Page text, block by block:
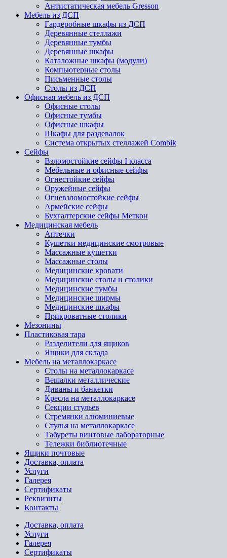
Антистатическая мебель Gresson
Мебель из ДСП
Гардеробные шкафы из ДСП
Деревянные стеллажи
Деревянные тумбы
Деревянные шкафы
Каталожные шкафы (модули)
Компьютерные столы
Письменные столы
Столы из ДСП
Офисная мебель из ДСП
Офисные столы
Офисные тумбы
Офисные шкафы
Шкафы для раздевалок
Система открытых стеллажей Combik
Сейфы
Взломостойкие сейфы I класса
Мебельные и офисные сейфы
Огнестойкие сейфы
Оружейные сейфы
Огневзломостойкие сейфы
Армейские сейфы
Бухгалтерские сейфы Меткон
Медицинская мебель
Аптечки
Кушетки медицинские смотровые
Массажные кушетки
Массажные столы
Медицинские кровати
Медицинские столы и столики
Медицинские тумбы
Медицинские ширмы
Медицинские шкафы
Прикроватные столики
Мезонины
Пластиковая тара
Разделители для ящиков
Ящики для склада
Мебель на металлокаркасе
Cтолы на металлокаркасе
Вешалки металлические
Диваны и банкетки
Кресла на металлокаркасе
Секции стульев
Стремянки алюминиевые
Стулья на металлокаркасе
Табуреты винтовые лабораторные
Тележки библиотечные
Ящики почтовые
Доставка, оплата
Услуги
Галерея
Сертификаты
Реквизиты
Контакты
Доставка, оплата
Услуги
Галерея
Сертификаты